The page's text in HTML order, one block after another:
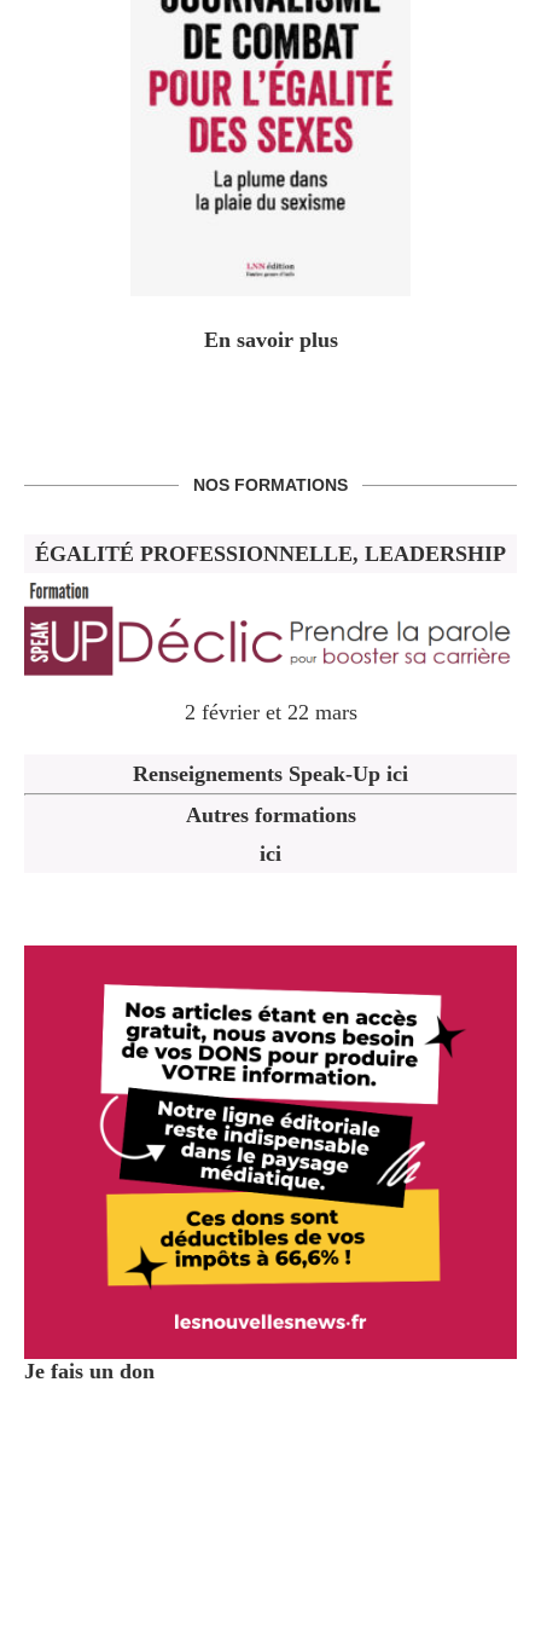
En savoir plus
NOS FORMATIONS
ÉGALITÉ PROFESSIONNELLE, LEADERSHIP
2 février et 22 mars
Renseignements Speak-Up ici
Autres formations
ici
Je fais un don